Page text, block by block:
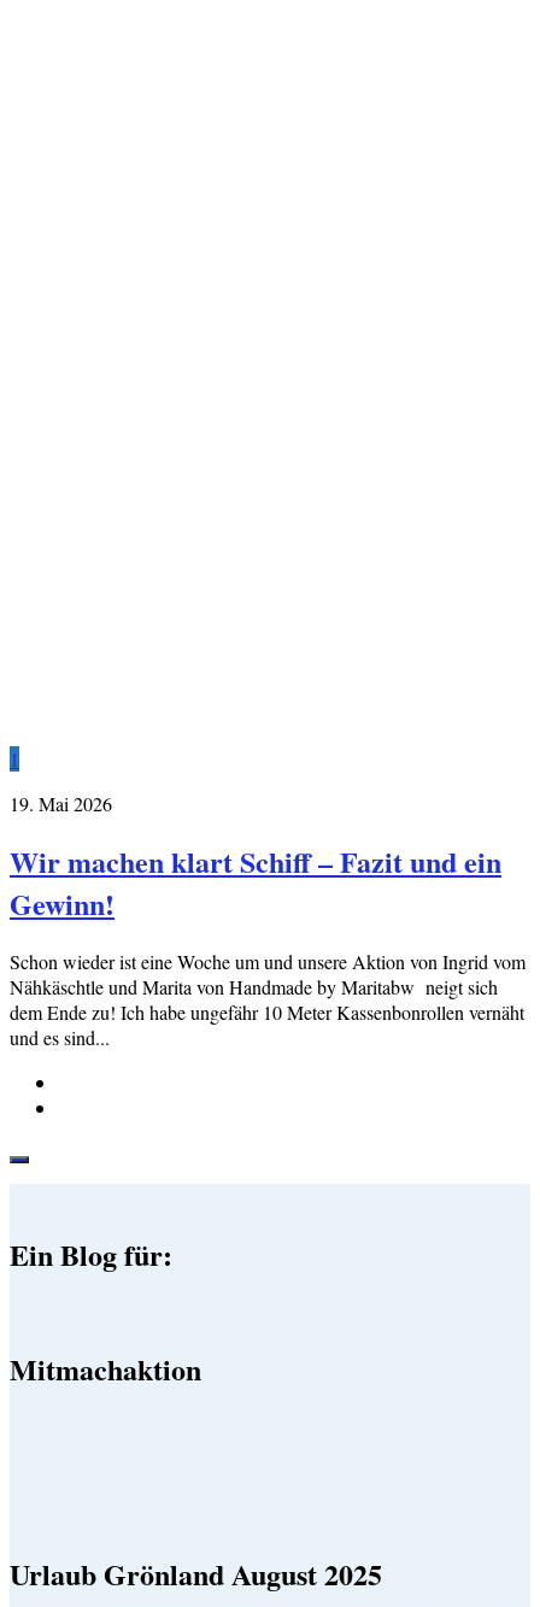
1
19. Mai 2026
Wir machen klart Schiff – Fazit und ein
Gewinn!
Schon wieder ist eine Woche um und unsere Aktion von Ingrid vom
Nähkäschtle und Marita von Handmade by Maritabw neigt sich
dem Ende zu! Ich habe ungefähr 10 Meter Kassenbonrollen vernäht
und es sind...
Ein Blog für:
Mitmachaktion
Urlaub Grönland August 2025